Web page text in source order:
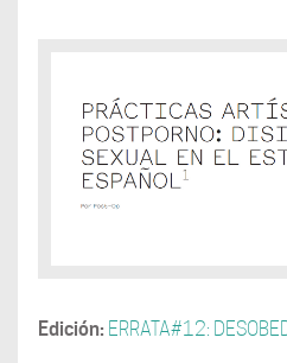
Edición: ERRATA#12: